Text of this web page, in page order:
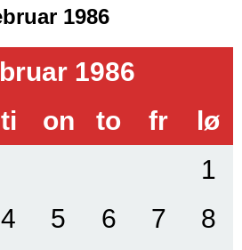
1986
1986
ti on to fr lø
1
4 5 6 7 8